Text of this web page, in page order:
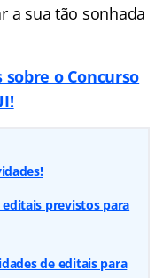
a sua tão sonhada
o Concurso
editais previstos para
de editais para